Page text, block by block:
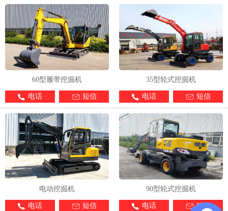
60型履带挖掘机
电话 短信
35型轮式挖掘机
电话 短信
电动挖掘机
电话 短信
90型轮式挖掘机
电话 短信